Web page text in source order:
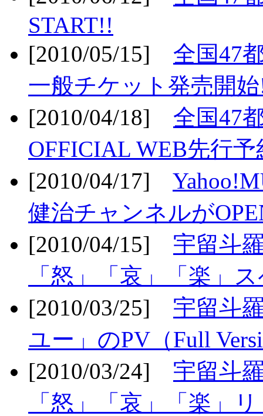
START!!
[2010/05/15] 全国47
一般チケット発売開
[2010/04/18] 全国47
OFFICIAL WEB先行
[2010/04/17]
健治チャンネルが
[2010/04/15] 宇留斗
「怒」「哀」「楽」
[2010/03/25] 宇留斗
ユー」のPV（Full
[2010/03/24] 宇留斗
「怒」「哀」「楽」